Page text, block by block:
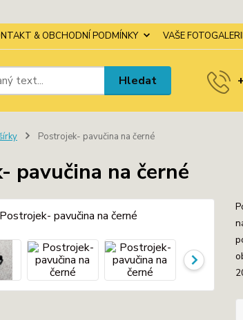
& OBCHODNÍ PODMÍNKY VAŠE
Hledat
Postrojek- pavučina na černé
pavučina na černé